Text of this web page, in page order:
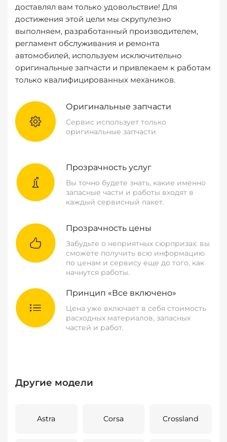
доставлял вам только удовольствие! Для
достижения этой цели мы скрупулезно
выполняем, разработанный производителем,
регламент обслуживания и ремонта
автомобилей, используем исключительно
оригинальные запчасти и привлекаем к работам
только квалифицированных механиков.
Оригинальные запчасти
Сервис использует только
оригинальные запчасти
Прозрачность услуг
Вы точно будете знать, какие именно
запасные части и работы входят в
каждый сервисный пакет.
Прозрачность цены
Забудьте о неприятных сюрпризах: вы
сможете получить всю информацию
по ценам и сервису еще до того, как
начнутся работы.
Принцип «Все включено»
Цена уже включает в себя стоимость
расходных материалов, запасных
частей и работ.
Другие модели
Astra Corsa Crossland